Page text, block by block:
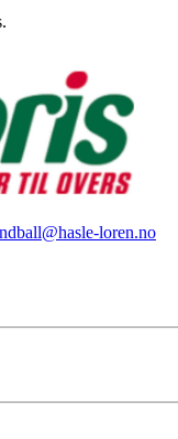
loren.no